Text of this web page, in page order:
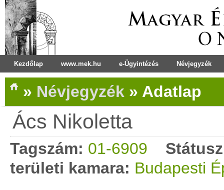
Kezdőlap www.mek.hu e-Ügyintézés Névjegyzék
» Névjegyzék » Adatlap
Ács Nikoletta
Tagszám: 01-6909
területi kamara: Budapesti